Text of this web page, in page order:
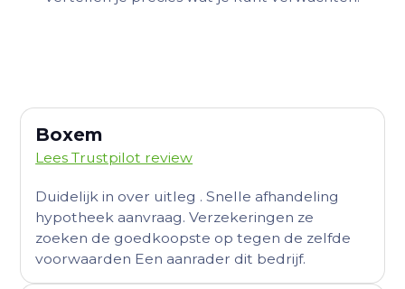
Boxem
Lees Trustpilot review
Duidelijk in over uitleg . Snelle afhandeling
hypotheek aanvraag. Verzekeringen ze
zoeken de goedkoopste op tegen de zelfde
voorwaarden Een aanrader dit bedrijf.